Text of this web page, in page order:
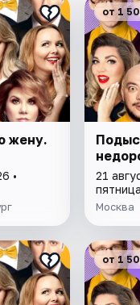
жену.
•
от 1
21
пятница
Москва
от 1